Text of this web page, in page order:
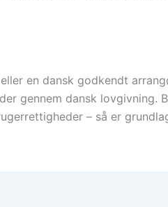
en dansk godkendt
gennem dansk lovgivning.
– så er